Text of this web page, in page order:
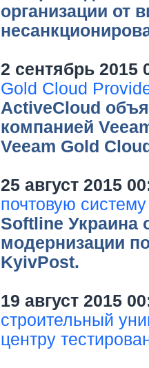
организации от
2 сентябрь 2015
Gold Cloud
ActiveCloud
компанией
Veeam Gold
25 август 2015
почтовую
Softline Украина
модернизации
KyivPost.
19 август 2015
строительный
центру